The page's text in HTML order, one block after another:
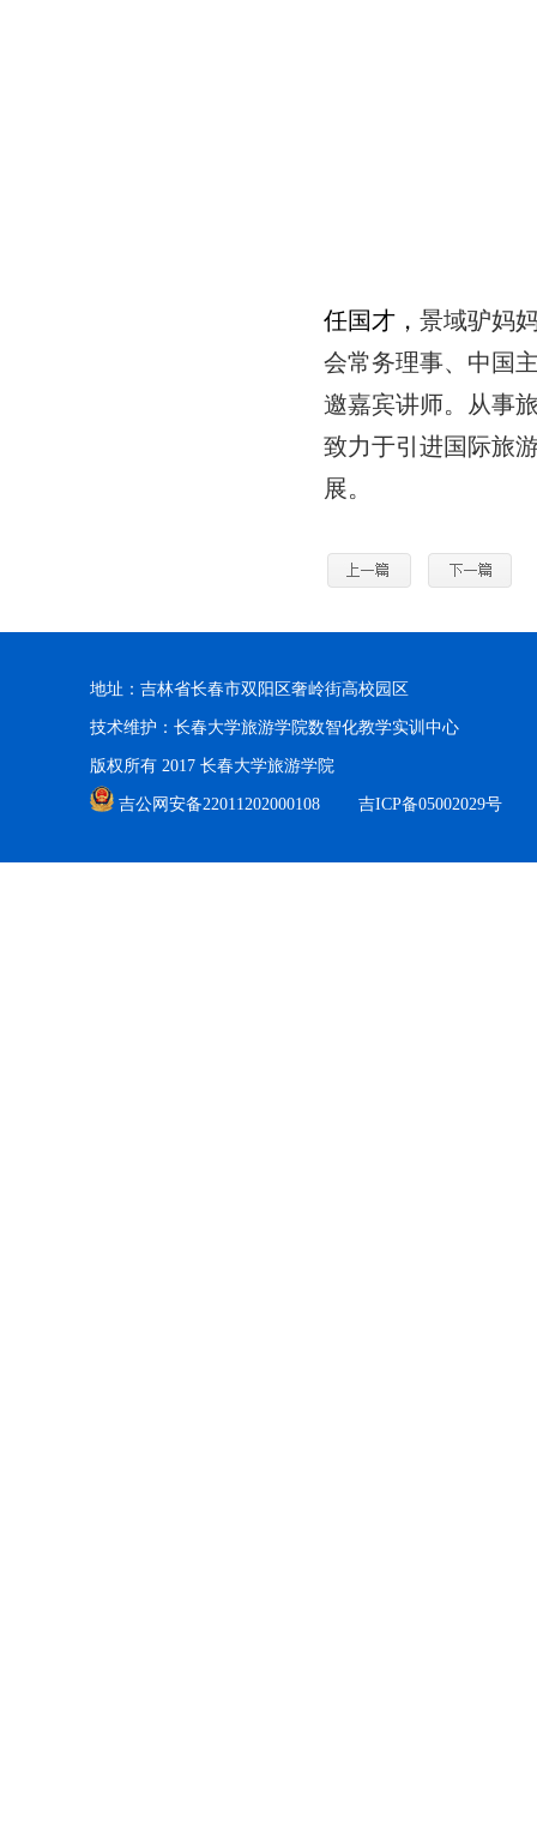
任国才， 景域驴妈
会常务理事、中国
邀嘉宾讲师。从事
致力于引进国际旅
展。
地址：吉林省长春市双阳区奢岭街高校园区
技术维护：长春大学旅游学院数智化教学实训中心
版权所有 2017 长春大学旅游学院
吉公网安备22011202000108 吉ICP备05002029号